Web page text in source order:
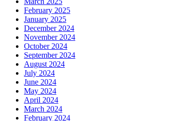
February 2025
January 2025
December 2024
November 2024
October 2024
September 2024
August 2024
July 2024
June 2024
May 2024
April 2024
March 2024
February 2024